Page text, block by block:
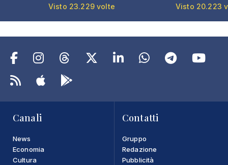
Visto 23.229 volte Visto 20.223
Canali
News
Economia
Cultura
Contatti
Gruppo
Redazione
Pubblicità